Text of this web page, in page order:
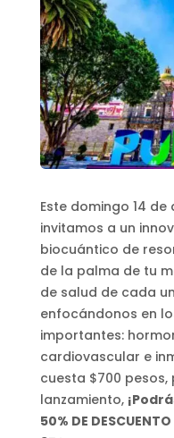
Este domingo 14
invitamos a un
biocuántico de
de la palma de tu
de salud de cada
enfocándonos en
importantes:
cardiovascular e
cuesta $700
lanzamiento,
50% DE